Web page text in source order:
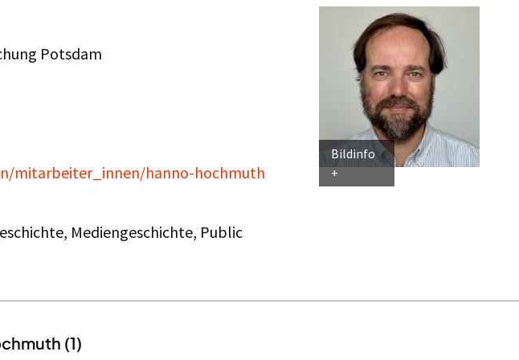
Potsdam
mitarbeiter_innen/hanno-hochmuth
Mediengeschichte, Public
Bildinfo
(1)